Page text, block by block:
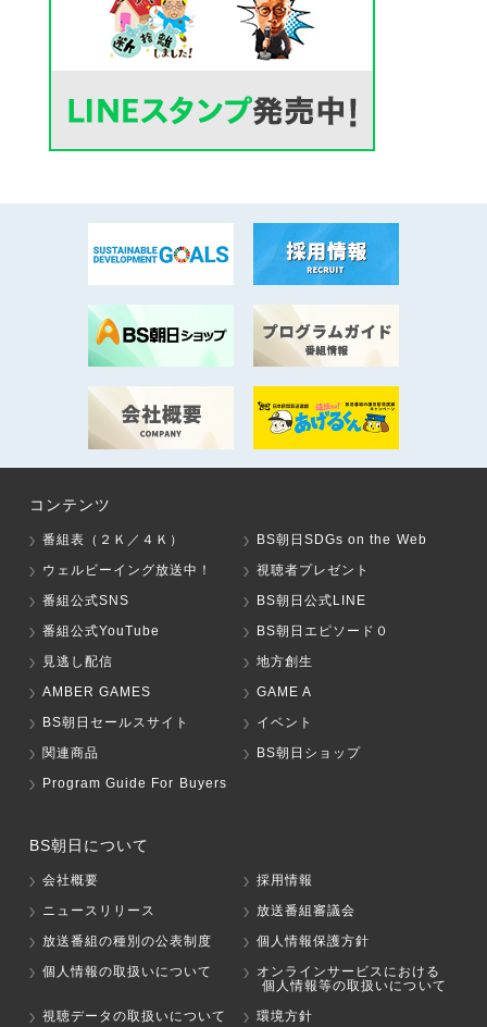
コンテンツ
番組表（２Ｋ／４Ｋ）
BS朝日SDGs on the Web
ウェルビーイング放送中！
視聴者プレゼント
番組公式SNS
BS朝日公式LINE
番組公式YouTube
BS朝日エピソード０
見逃し配信
地方創生
AMBER GAMES
GAME A
BS朝日セールスサイト
イベント
関連商品
BS朝日ショップ
Program Guide For Buyers
BS朝日について
会社概要
採用情報
ニュースリリース
放送番組審議会
放送番組の種別の公表制度
個人情報保護方針
個人情報の取扱いについて
オンラインサービスにおける
個人情報等の取扱いについて
視聴データの取扱いについて
環境方針